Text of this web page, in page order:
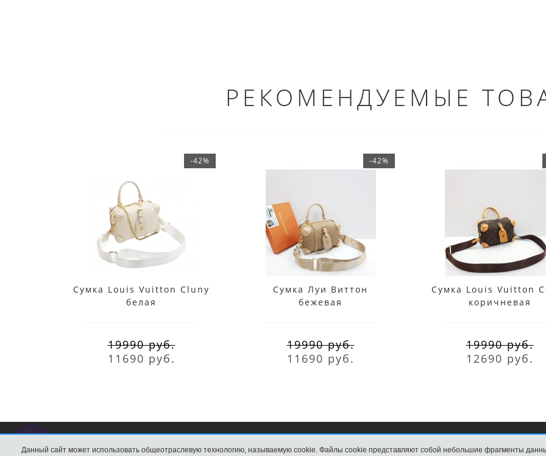
РЕКОМЕНДУЕМЫЕ
-42%
Сумка Louis Vuitton Cluny
белая
19990 руб.
11690 руб.
-42%
Сумка Луи Виттон
бежевая
19990 руб.
11690 руб.
Сумка Louis Vuitton
коричневая
19990 руб.
12690 руб.
Данный сайт может использовать общеотраслевую технологию, называемую cookie. Файлы cookie представляют собой небольшие фрагменты